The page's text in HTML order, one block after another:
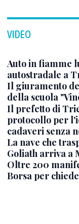
VIDEO
Auto in fiamme
autostradale a
Il giuramento
della scuola
Il prefetto di
protocollo per
cadaveri senza
La nave che
Goliath arriva a
Oltre 200
Borsa per